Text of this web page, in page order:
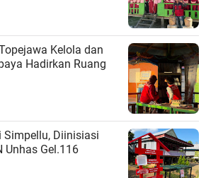
Kelola dan
Hadirkan Ruang
Simpellu, Diinisiasi
Unhas Gel.116